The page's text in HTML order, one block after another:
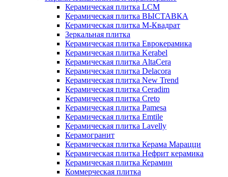
Керамическая плитка LCM
Керамическая плитка ВЫСТАВКА
Керамическая плитка М-Квадрат
Зеркальная плитка
Керамическая плитка Еврокерамика
Керамическая плитка Kerabel
Керамическая плитка AltaCera
Керамическая плитка Delacora
Керамическая плитка New Trend
Керамическая плитка Ceradim
Керамическая плитка Creto
Керамическая плитка Pamesa
Керамическая плитка Emtile
Керамическая плитка Lavelly
Керамогранит
Керамическая плитка Керама Марацци
Керамическая плитка Нефрит керамика
Керамическая плитка Керамин
Коммерческая плитка